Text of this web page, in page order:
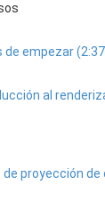
de empezar
al
de proyección de